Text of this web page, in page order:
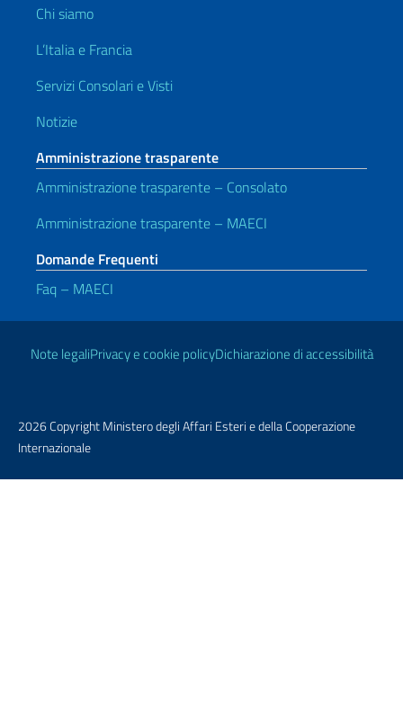
Chi siamo
L’Italia e Francia
Servizi Consolari e Visti
Notizie
Amministrazione trasparente
Amministrazione trasparente – Consolato
Amministrazione trasparente – MAECI
Domande Frequenti
Faq – MAECI
Link Utili
Note legaliPrivacy e cookie policyDichiarazione di accessibilità
2026 Copyright Ministero degli Affari Esteri e della Cooperazione
Internazionale